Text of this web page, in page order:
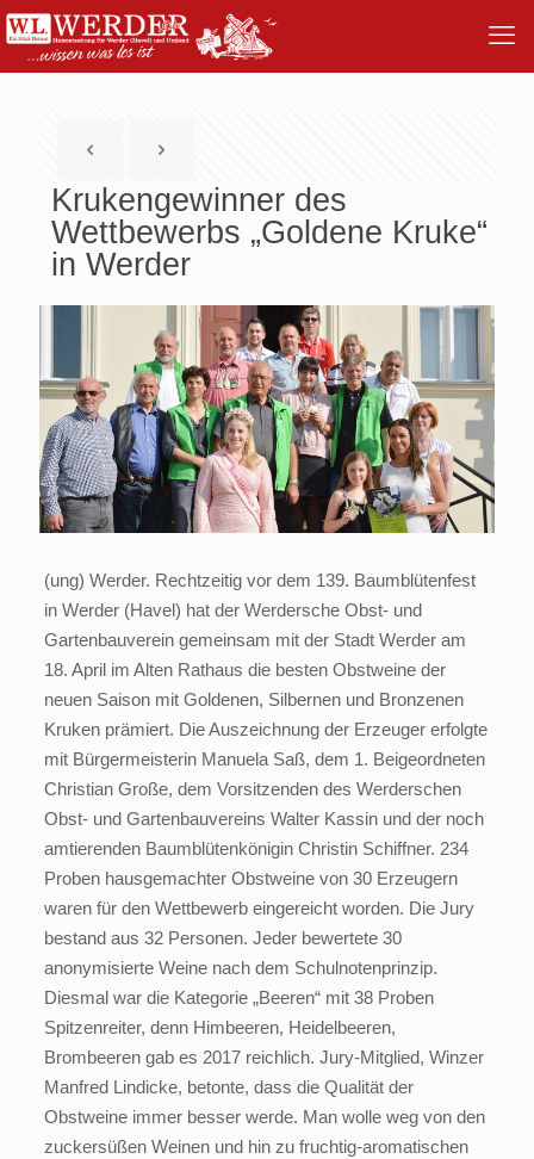
Krukengewinner des
Wettbewerbs „Goldene Kruke“
in Werder
(ung) Werder. Rechtzeitig vor dem 139. Baumblütenfest
in Werder (Havel) hat der Werdersche Obst- und
Gartenbauverein gemeinsam mit der Stadt Werder am
18. April im Alten Rathaus die besten Obstweine der
neuen Saison mit Goldenen, Silbernen und Bronzenen
Kruken prämiert. Die Auszeichnung der Erzeuger erfolgte
mit Bürgermeisterin Manuela Saß, dem 1. Beigeordneten
Christian Große, dem Vorsitzenden des Werderschen
Obst- und Gartenbauvereins Walter Kassin und der noch
amtierenden Baumblütenkönigin Christin Schiffner. 234
Proben hausgemachter Obstweine von 30 Erzeugern
waren für den Wettbewerb eingereicht worden. Die Jury
bestand aus 32 Personen. Jeder bewertete 30
anonymisierte Weine nach dem Schulnotenprinzip.
Diesmal war die Kategorie „Beeren“ mit 38 Proben
Spitzenreiter, denn Himbeeren, Heidelbeeren,
Brombeeren gab es 2017 reichlich. Jury-Mitglied, Winzer
Manfred Lindicke, betonte, dass die Qualität der
Obstweine immer besser werde. Man wolle weg von den
zuckersüßen Weinen und hin zu fruchtig-aromatischen